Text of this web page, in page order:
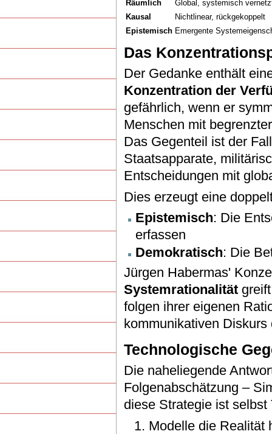
Räumlich
Global, systemisch
Kausal
Nichtlinear, rückgekoppelt
Epistemisch Emergente
Das
Der Gedanke enthält
Konzentration der
gefährlich, wenn er
Menschen mit
Das Gegenteil ist der
Staatsapparate,
Entscheidungen mit
Dies erzeugt eine
Epistemisch: Die
erfassen
Demokratisch: Die
Jürgen Habermas'
Systemrationalität
folgen ihrer eigenen
kommunikativen Diskurs
Technologische
Die naheliegende
Folgenabschätzung –
diese Strategie ist
Modelle die Realität